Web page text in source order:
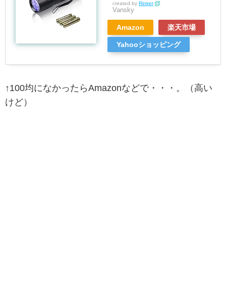
created by Rinker
Vansky
Amazon 楽天市場
Yahooショッピング
↑100均になかったらAmazonなどで・・・。（高い
けど）